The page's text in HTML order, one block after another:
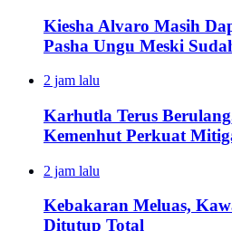
Kiesha Alvaro Masih
Pasha Ungu Meski
2 jam lalu
Karhutla Terus
Kemenhut Perkuat
2 jam lalu
Kebakaran Meluas,
Ditutup Total